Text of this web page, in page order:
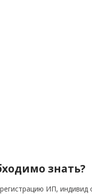
знать?
ИП, индивид